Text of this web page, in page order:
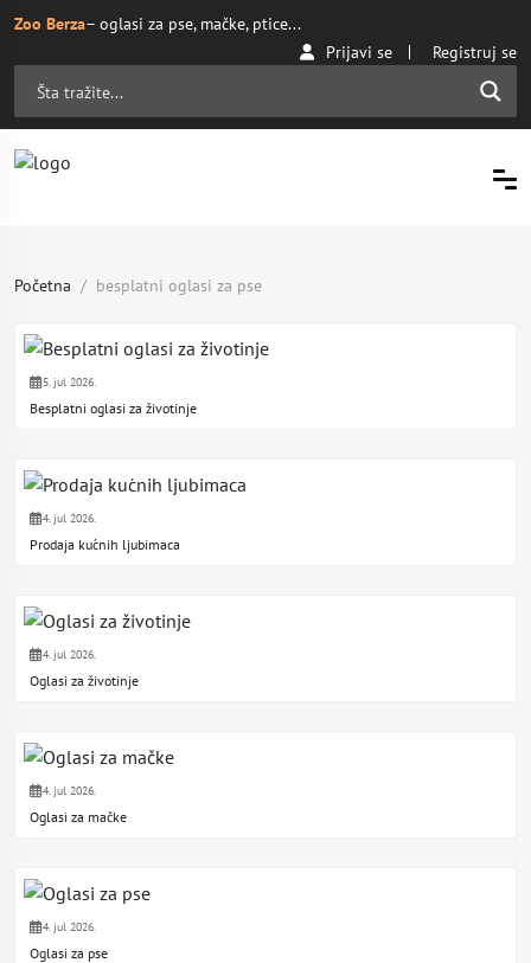
Zoo Berza– oglasi za pse, mačke, ptice...
Prijavi se
Registruj se
Početna besplatni oglasi za pse
5. jul 2026.
Besplatni oglasi za životinje
4. jul 2026.
Prodaja kućnih ljubimaca
4. jul 2026.
Oglasi za životinje
4. jul 2026.
Oglasi za mačke
4. jul 2026.
Oglasi za pse